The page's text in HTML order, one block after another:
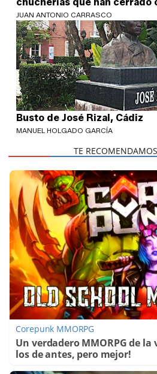
JUAN ANTONIO CARRASCO
Busto de José Rizal, Cádiz
MANUEL HOLGADO GARCÍA
Corepunk MMORPG
Un verdadero MMORPG de la
los de antes, pero mejor!